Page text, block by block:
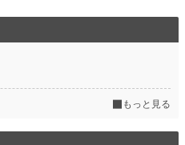
もっと見る